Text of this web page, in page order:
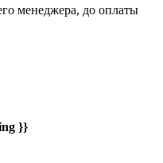
менеджера, до оплаты
}}